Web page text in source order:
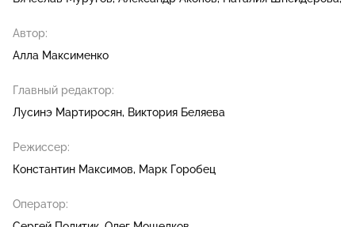
Автор:
Алла Максименко
Главный редактор:
Лусинэ Мартиросян Виктория Беляева
Режиссер:
Константин Максимов
Марк Горобец
Оператор: